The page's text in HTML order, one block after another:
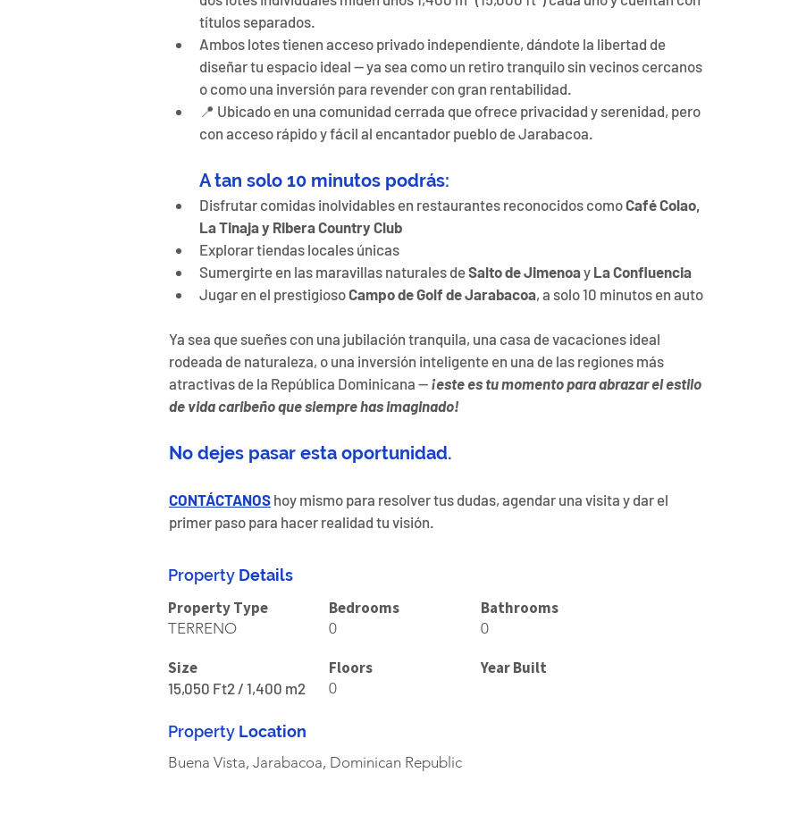
títulos separados.
Ambos lotes tienen acceso privado independiente, dándote la libertad de
diseñar tu espacio ideal — ya sea como un retiro tranquilo sin vecinos cercanos
o como una inversión para revender con gran rentabilidad.
📍 Ubicado en una comunidad cerrada que ofrece privacidad y serenidad, pero
con acceso rápido y fácil al encantador pueblo de Jarabacoa.
A tan solo 10 minutos podrás:
Disfrutar comidas inolvidables en restaurantes reconocidos como Café Colao,
La Tinaja y Ribera Country Club
Explorar tiendas locales únicas
Sumergirte en las maravillas naturales de Salto de Jimenoa y La Confluencia
Jugar en el prestigioso Campo de Golf de Jarabacoa, a solo 10 minutos en auto
Ya sea que sueñes con una jubilación tranquila, una casa de vacaciones ideal
rodeada de naturaleza, o una inversión inteligente en una de las regiones más
atractivas de la República Dominicana — ¡este es tu momento para abrazar el estilo
de vida caribeño que siempre has imaginado!
No dejes pasar esta oportunidad.
CONTÁCTANOS hoy mismo para resolver tus dudas, agendar una visita y dar el
primer paso para hacer realidad tu visión.
Property Details
Property Type
TERRENO
Bedrooms
0
Bathrooms
0
Size
15,050 Ft2 / 1,400 m2
Floors
0
Year Built
Property Location
Buena Vista, Jarabacoa, Dominican Republic